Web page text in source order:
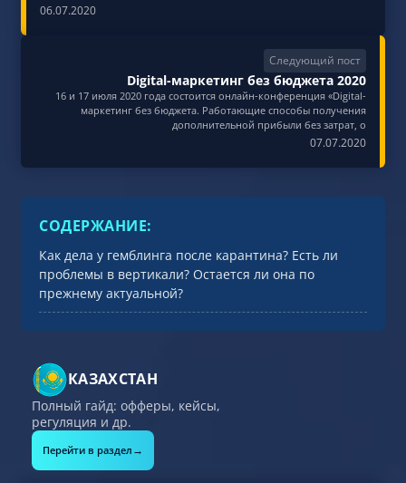
06.07.2020
Следующий пост
Digital-маркетинг без бюджета 2020
16 и 17 июля 2020 года состоится онлайн-конференция «Digital-
маркетинг без бюджета. Работающие способы получения
дополнительной прибыли без затрат, о
07.07.2020
СОДЕРЖАНИЕ:
Как дела у гемблинга после карантина? Есть ли
проблемы в вертикали? Остается ли она по
прежнему актуальной?
КАЗАХСТАН
Полный гайд: офферы, кейсы,
регуляция и др.
Перейти в раздел →